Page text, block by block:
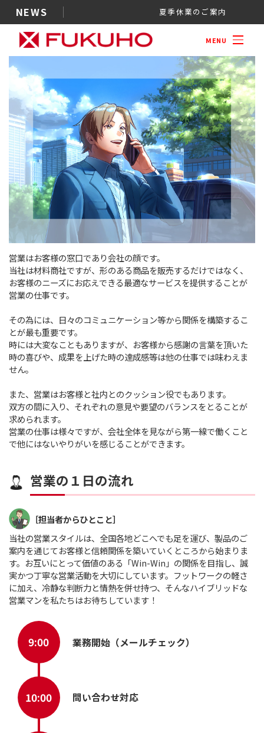
NEWS 夏季休業のご案内
MENU
営業
営業はお客様の窓口であり会社の顔です。
当社は材料商社ですが、形のある商品を販売す
お客様のニーズにお応えできる最適なサービス
営業の仕事です。
その為には、日々のコミュニケーション等から
時には大変なこともありますが、お客様から感
時の喜びや、成果を上げた時の達成感等は他の
せん。
また、営業はお客様と社内とのクッション役で
双方の間に入り、それぞれの意見や要望のバラ
求められます。
営業の仕事は様々ですが、会社全体を見ながら
営業の１日の流れ
［担当者からひとこと］